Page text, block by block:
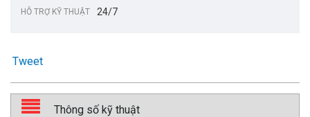
HỖ TRỢ KỸ THUẬT 24/7
Tweet
Thông số kỹ thuật